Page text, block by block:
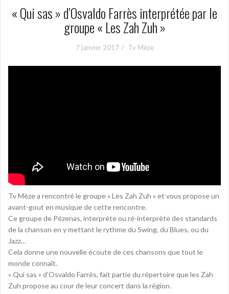
« Qui sas » d’Osvaldo Farrès interprétée par le
groupe « Les Zah Zuh »
7 janvier 2017 Tv Mèze
Tv Mèze a rencontré le groupe « Les Zah Zuh » et vous propose un
avant-gout en musique de cette rencontre.
Ce groupe de Pézenas, interprète ou ré-interprète des standards
de la chanson en y mettant le rythme du Swing, du Blues, ou du
Jazz…
Cela donne une nouvelle écoute de ces chansons que tout le
monde connaît.
« Qui sas » d’Osvaldo Farrès, fait partie du répertoire que les Zah
Zuh propose au cour de leur concert dans la région.